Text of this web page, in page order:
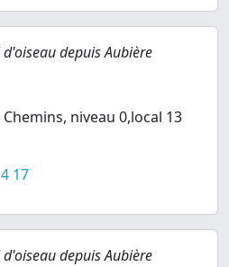
depuis Aubière
Chemins, niveau 0,local 13
17
depuis Aubière